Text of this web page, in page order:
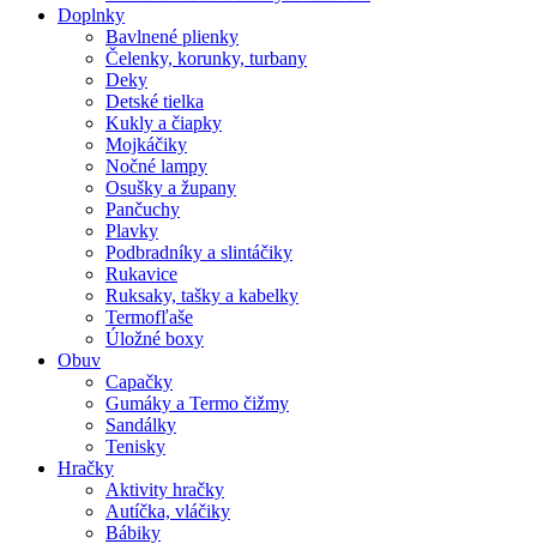
Doplnky
Bavlnené plienky
Čelenky, korunky, turbany
Deky
Detské tielka
Kukly a čiapky
Mojkáčiky
Nočné lampy
Osušky a župany
Pančuchy
Plavky
Podbradníky a slintáčiky
Rukavice
Ruksaky, tašky a kabelky
Termofľaše
Úložné boxy
Obuv
Capačky
Gumáky a Termo čižmy
Sandálky
Tenisky
Hračky
Aktivity hračky
Autíčka, vláčiky
Bábiky